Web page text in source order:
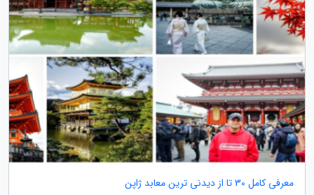
معرفی کامل 30 تا از دیدنی ترین معابد ژاپن